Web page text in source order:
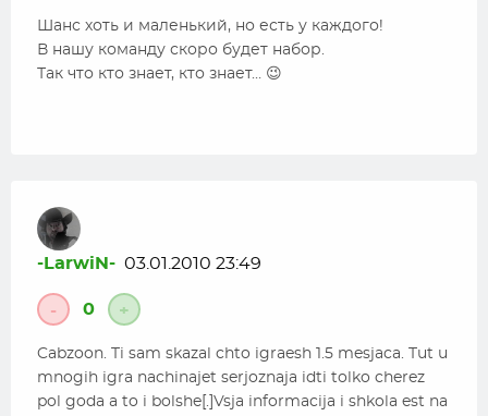
Шанс хоть и маленький, но есть у каждого!
В нашу команду скоро будет набор.
Так что кто знает, кто знает… 😉
-LarwiN- 03.01.2010 23:49
- 0 +
Cabzoon. Ti sam skazal chto igraesh 1.5 mesjaca. Tut u
mnogih igra nachinajet serjoznaja idti tolko cherez
pol goda a to i bolshe[.]Vsja informacija i shkola est na